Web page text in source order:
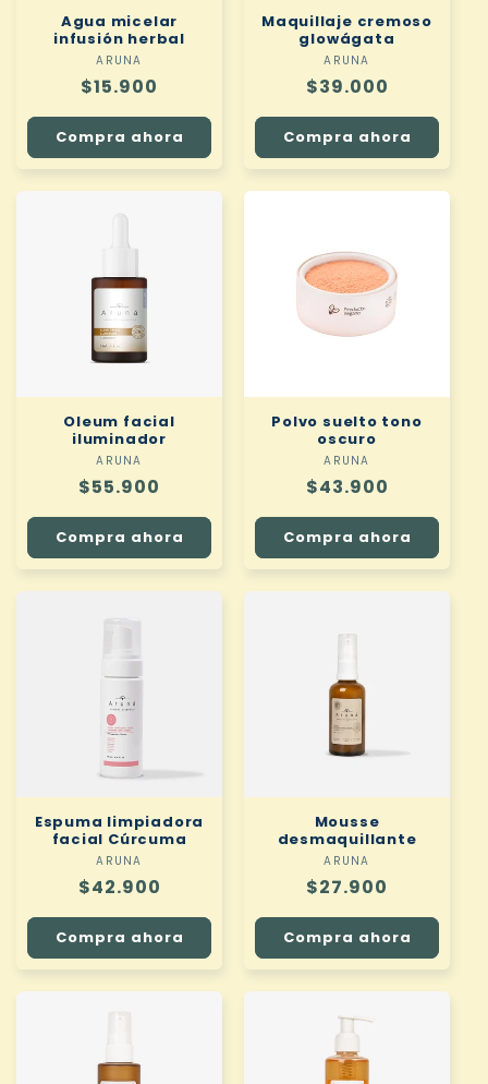
Agua micelar
infusión herbal
Proveedor:
ARUNA
Precio
habitual
$15.900
Compra ahora
Maquillaje cremoso
glowágata
Proveedor:
ARUNA
Precio
habitual
$39.000
Compra ahora
Oleum facial
iluminador
Proveedor:
ARUNA
Precio
habitual
$55.900
Compra ahora
Polvo suelto tono
oscuro
Proveedor:
ARUNA
Precio
habitual
$43.900
Compra ahora
Espuma limpiadora
facial Cúrcuma
Proveedor:
ARUNA
Precio
habitual
$42.900
Compra ahora
Mousse
desmaquillante
Proveedor:
ARUNA
Precio
habitual
$27.900
Compra ahora